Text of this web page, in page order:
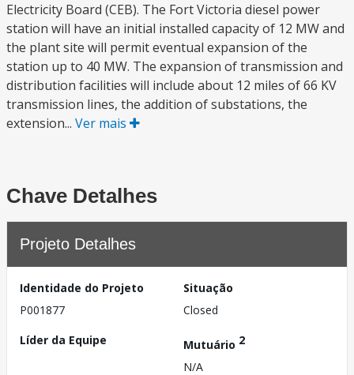
Electricity Board (CEB). The Fort Victoria diesel power
station will have an initial installed capacity of 12 MW and
the plant site will permit eventual expansion of the
station up to 40 MW. The expansion of transmission and
distribution facilities will include about 12 miles of 66 KV
transmission lines, the addition of substations, the
extension... Ver mais
Chave Detalhes
Projeto Detalhes
Identidade do Projeto
P001877
Situação
Closed
Líder da Equipe
Mutuário 2
N/A